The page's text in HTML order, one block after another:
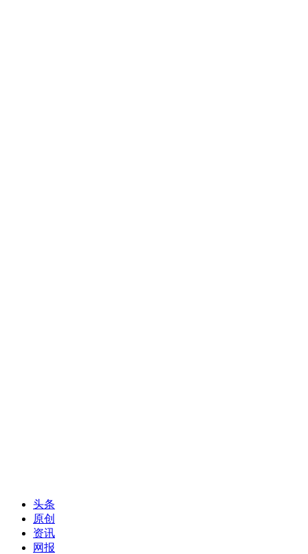
头条
原创
资讯
网报